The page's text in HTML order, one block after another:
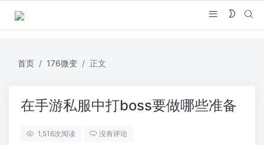
首页 176微变 正文
在手游私服中打boss要做哪些准备
1,516次阅读 没有评论